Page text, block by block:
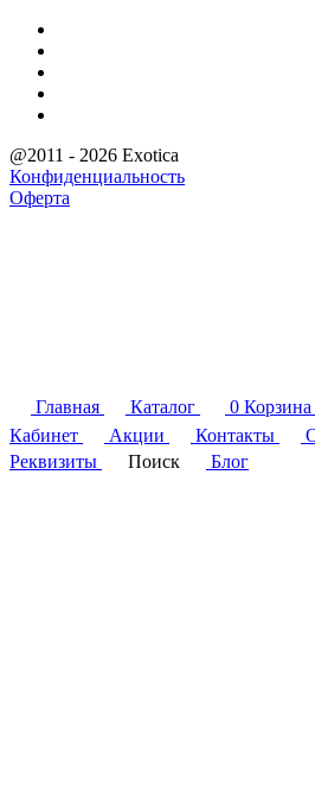
@2011 - 2026 Exotica
Конфиденциальность
Оферта
Главная Каталог 0 Корзина
Кабинет
Акции Контакты
Реквизиты
Поиск Блог